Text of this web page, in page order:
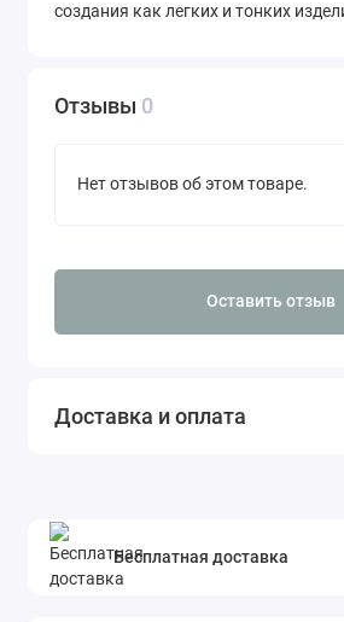
создания как легких и тонких
регулировки петельной пластины,
ширину вязаного изделия. Эта
машина LK-150 может
является ее портативность. Она
размеры и легко помещается в
Отзывы 0
Нет отзывов об этом товаре.
Оставить отзыв
Доставка и оплата
Бесплатная доставка